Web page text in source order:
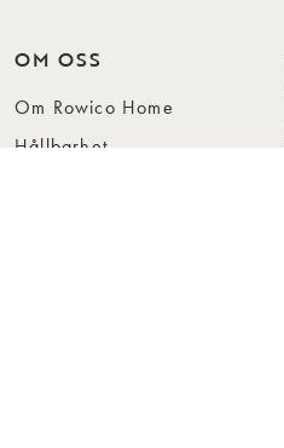
OM OSS
Om Rowico Home
Hållbarhet